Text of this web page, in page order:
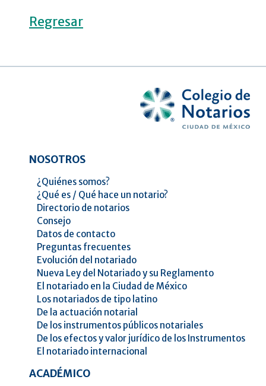
Regresar
NOSOTROS
¿Quiénes somos?
¿Qué es / Qué hace un notario?
Directorio de notarios
Consejo
Datos de contacto
Preguntas frecuentes
Evolución del notariado
Nueva Ley del Notariado y su Reglamento
El notariado en la Ciudad de México
Los notariados de tipo latino
De la actuación notarial
De los instrumentos públicos notariales
De los efectos y valor jurídico de los Instrumentos
El notariado internacional
ACADÉMICO